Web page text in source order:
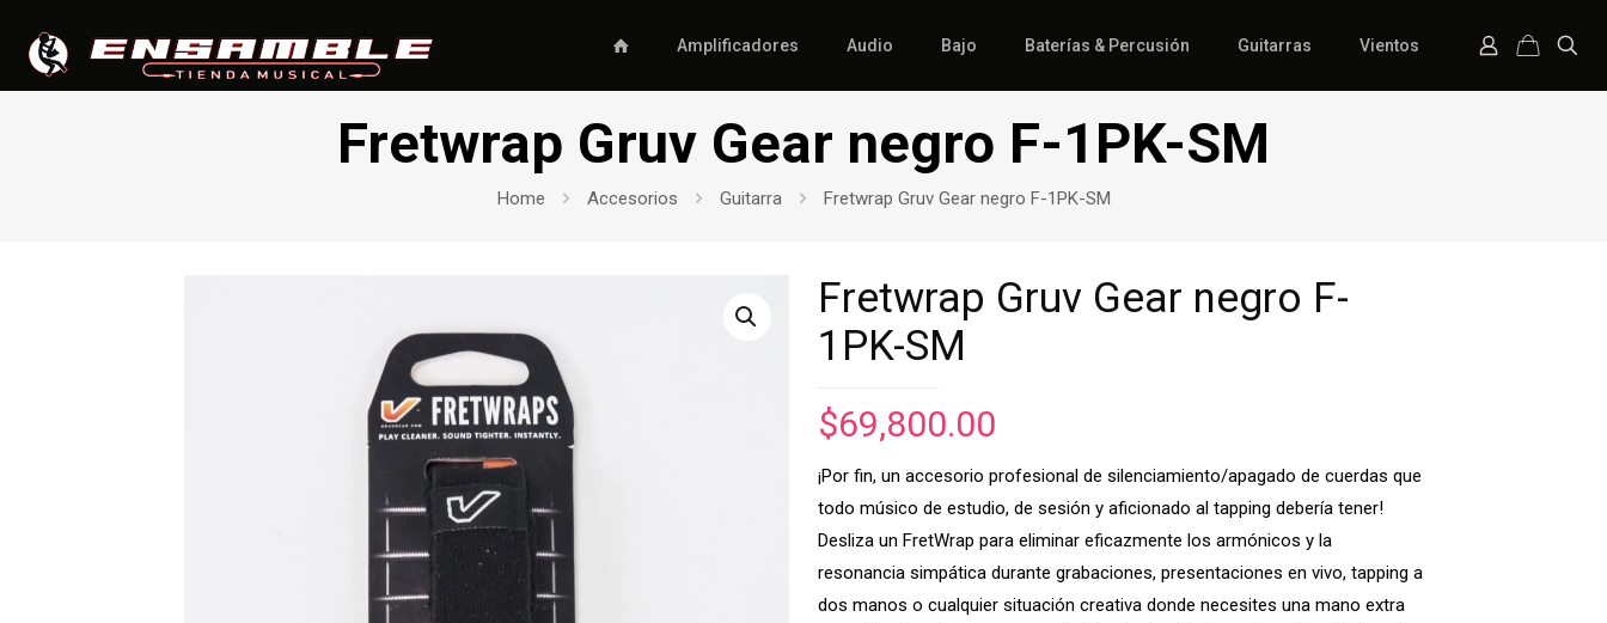
Amplificadores Audio Bajo Baterías & Percusión Guitarras Vientos
Fretwrap Gruv Gear negro F-1PK-SM
Home Accesorios Guitarra Fretwrap Gruv Gear negro F-1PK-SM
Fretwrap Gruv Gear negro F-
1PK-SM
$69,800.00
¡Por fin, un accesorio profesional de silenciamiento/apagado de cuerdas que
todo músico de estudio, de sesión y aficionado al tapping debería tener!
Desliza un FretWrap para eliminar eficazmente los armónicos y la
resonancia simpática durante grabaciones, presentaciones en vivo, tapping a
dos manos o cualquier situación creativa donde necesites una mano extra